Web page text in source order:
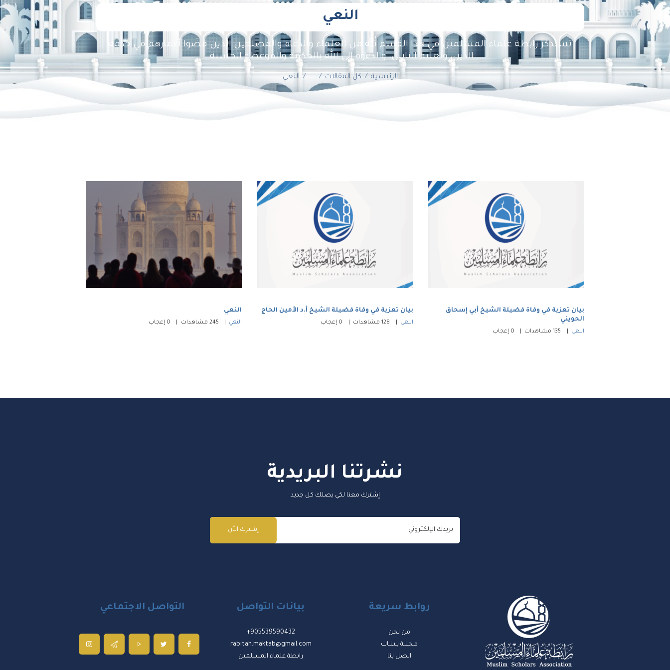
النعي
تستذكر رابطة علماء المسلمين في هذا القسم ثُلّة من العلماء والدعاة والمصلحين الذين قضَوا أعمارهم في خدمة
الدين، وتعليم الناس، والدعوة إلى الله بالحكمة والموعظة الحسنة.
الرئيسية كل المقالات ... النعي
بيان تعزية في وفاة فضيلة الشيخ أبي إسحاق
الحويني
النعي 135 مشاهدات 0 إعجاب
بيان تعزية في وفاة فضيلة الشيخ أ.د الأمين الحاج
النعي 128 مشاهدات 0 إعجاب
النعي
النعي 245 مشاهدات 0 إعجاب
نشرتنا البريدية
إشترك معنا لكي يصلك كل جديد
إشترك الأن
التواصل الاجتماعي بيانات التواصل
905539590432+
rabitah.maktab@gmail.com
رابطة علماء المسلمين
روابط سريعة
من نحن
مـجـلـة بـيـنـات
اتصل بنا